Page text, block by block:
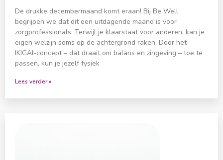
De drukke decembermaand komt eraan! Bij Be Well
begrijpen we dat dit een uitdagende maand is voor
zorgprofessionals. Terwijl je klaarstaat voor anderen, kan je
eigen welzijn soms op de achtergrond raken. Door het
IKIGAI-concept – dat draait om balans en zingeving – toe te
passen, kun je jezelf fysiek
Lees verder »